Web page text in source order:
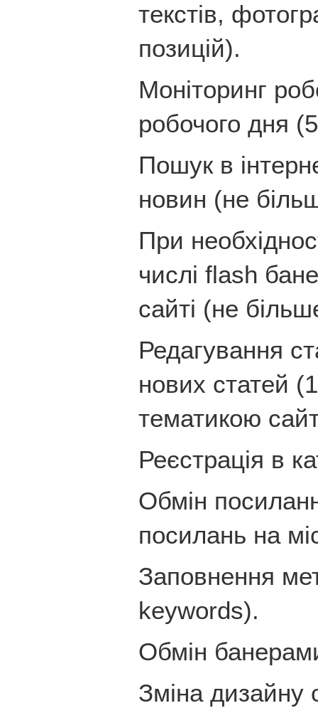
текстів,
позицій).
Моніторинг
робочого дня
Пошук в
новин (не
При
числі flash
сайті (не
Редагування
нових статей
тематикою
Реєстрація в
Обмін
посилань на
Заповнення
keywords).
Обмін
Зміна дизайну